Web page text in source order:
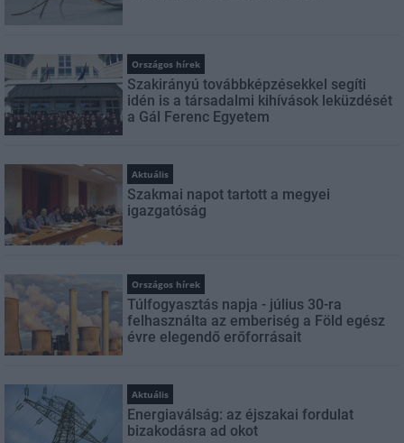
Országos hírek
Szakirányú továbbképzésekkel segíti
idén is a társadalmi kihívások leküzdését
a Gál Ferenc Egyetem
Aktuális
Szakmai napot tartott a megyei
igazgatóság
Országos hírek
Túlfogyasztás napja - július 30-ra
felhasználta az emberiség a Föld egész
évre elegendő erőforrásait
Aktuális
Energiaválság: az éjszakai fordulat
bizakodásra ad okot